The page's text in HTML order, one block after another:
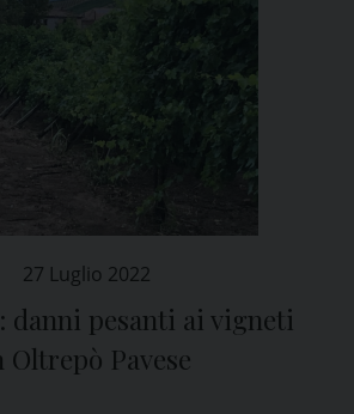
27 Luglio 2022
danni pesanti ai vigneti
Oltrepò Pavese